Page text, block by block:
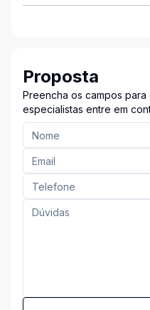
Proposta
Preencha os campos para
especialistas entre em